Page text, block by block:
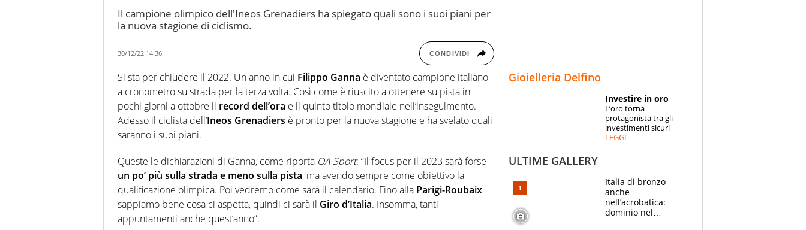
SPECIALI
Il campione olimpico dell'Ineos Grenadiers ha spiegato quali sono i suoi piani per
la nuova stagione di ciclismo.
30/12/22 14:36 CONDIVIDI
Si sta per chiudere il 2022. Un anno in cui Filippo Ganna è diventato campione italiano
a cronometro su strada per la terza volta. Così come è riuscito a ottenere su pista in
pochi giorni a ottobre il record dell’ora e il quinto titolo mondiale nell’inseguimento.
Adesso il ciclista dell’Ineos Grenadiers è pronto per la nuova stagione e ha svelato quali
saranno i suoi piani.
Queste le dichiarazioni di Ganna, come riporta OA Sport: “Il focus per il 2023 sarà forse
un po’ più sulla strada e meno sulla pista, ma avendo sempre come obiettivo la
qualificazione olimpica. Poi vedremo come sarà il calendario. Fino alla Parigi-Roubaix
sappiamo bene cosa ci aspetta, quindi ci sarà il Giro d’Italia. Insomma, tanti
appuntamenti anche quest’anno”.
Gioielleria Delfino
Investire in oro
L’oro torna
protagonista tra gli
investimenti sicuri
LEGGI
ULTIME GALLERY
Italia di bronzo
anche
nell’acrobatica:
dominio nel